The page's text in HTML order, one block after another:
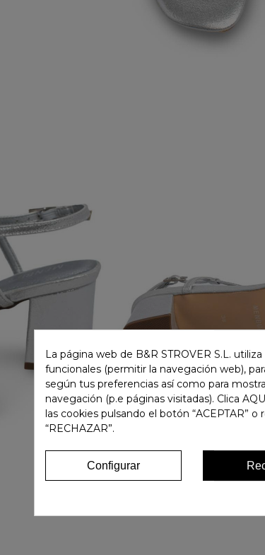
La página web de B&R STROVER S.L.
funcionales (permitir la navegación web),
según tus preferencias así como para
navegación (p.e páginas visitadas). Clica
las cookies pulsando el botón “ACEPTAR”
“RECHAZAR”.
Configurar